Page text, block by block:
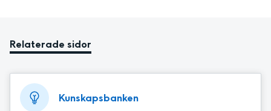
Relaterade sidor
Kunskapsbanken